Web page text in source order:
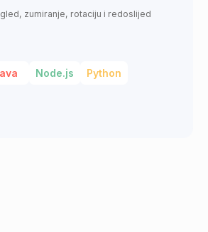
zumiranje, rotaciju i redoslijed
Node.js
Python